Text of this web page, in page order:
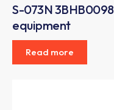
S-073N
equipment
Read more